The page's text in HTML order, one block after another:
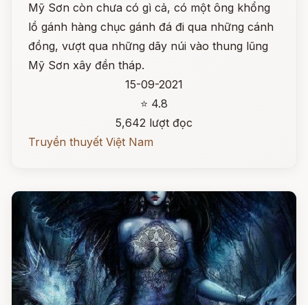
Mỹ Sơn còn chưa có gì cả, có một ông khổng
lồ gánh hàng chục gánh đá đi qua những cánh
đồng, vượt qua những dãy núi vào thung lũng
Mỹ Sơn xây đền tháp.
15-09-2021
⭐ 4.8
5,642 lượt đọc
Truyền thuyết Việt Nam